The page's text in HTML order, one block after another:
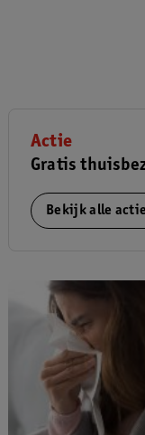
Actie
Gratis
Bekijk alle